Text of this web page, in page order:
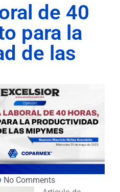
de 40
para la
de las
No Comments